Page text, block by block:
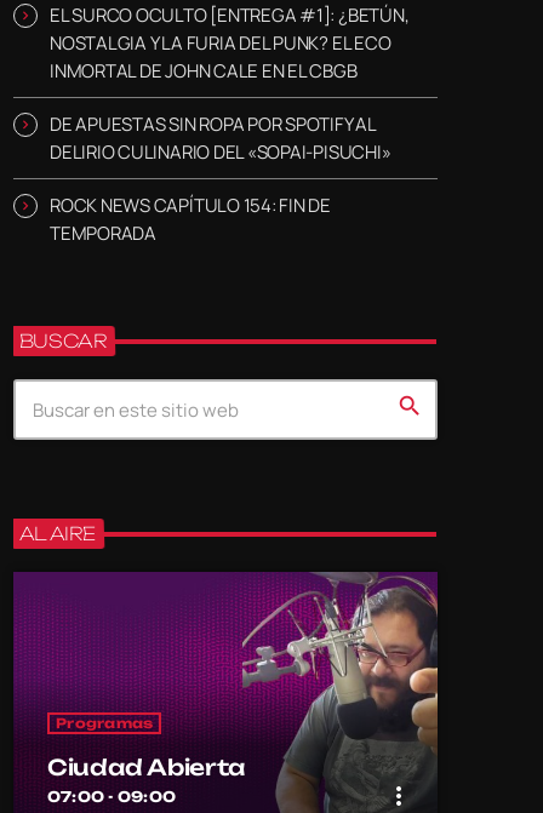
EL SURCO OCULTO [ENTREGA #1]: ¿BETÚN,
NOSTALGIA Y LA FURIA DEL PUNK? EL ECO
INMORTAL DE JOHN CALE EN EL CBGB
DE APUESTAS SIN ROPA POR SPOTIFY AL
DELIRIO CULINARIO DEL «SOPAI-PISUCHI»
ROCK NEWS CAPÍTULO 154: FIN DE
TEMPORADA
BUSCAR
search
AL AIRE
Programas
Ciudad Abierta
07:00 - 09:00 more_vert